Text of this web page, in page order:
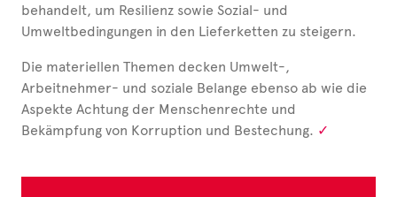
behandelt, um Resilienz sowie Sozial- und
Umweltbedingungen in den Lieferketten zu steigern.
Die materiellen Themen decken Umwelt-,
Arbeitnehmer- und soziale Belange ebenso ab wie die
Aspekte Achtung der Menschenrechte und
Bekämpfung von Korruption und Bestechung.